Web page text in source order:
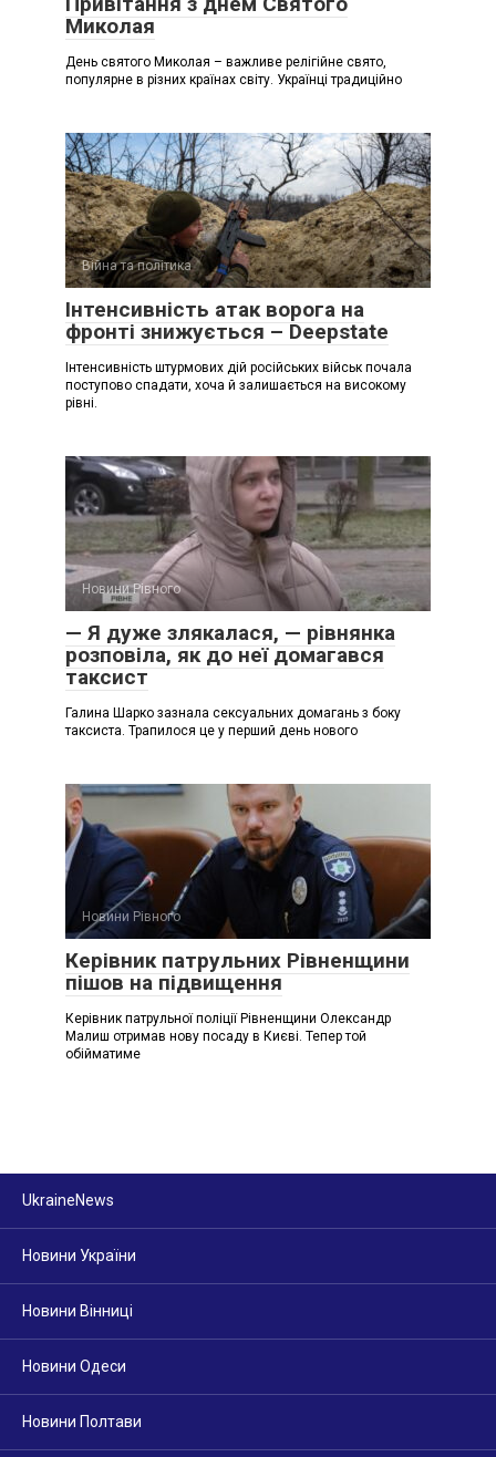
Миколая
День святого Миколая – важливе релігійне свято,
популярне в різних країнах світу. Українці традиційно
Війна та політика
Інтенсивність атак ворога на
фронті знижується – Deepstate
Інтенсивність штурмових дій російських військ почала
поступово спадати, хоча й залишається на високому
рівні.
Новини Рівного
— Я дуже злякалася, — рівнянка
розповіла, як до неї домагався
таксист
Галина Шарко зазнала сексуальних домагань з боку
таксиста. Трапилося це у перший день нового
Новини Рівного
Керівник патрульних Рівненщини
пішов на підвищення
Керівник патрульної поліції Рівненщини Олександр
Малиш отримав нову посаду в Києві. Тепер той
обійматиме
UkraineNews
Новини України
Новини Вінниці
Новини Одеси
Новини Полтави